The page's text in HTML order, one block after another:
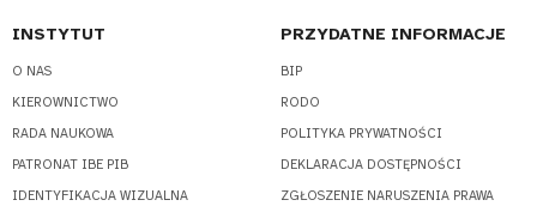
INSTYTUT
O NAS
KIEROWNICTWO
RADA NAUKOWA
PATRONAT IBE PIB
IDENTYFIKACJA WIZUALNA
PRZYDATNE INFORMACJE
BIP
RODO
POLITYKA PRYWATNOŚCI
DEKLARACJA DOSTĘPNOŚCI
ZGŁOSZENIE NARUSZENIA PRAWA